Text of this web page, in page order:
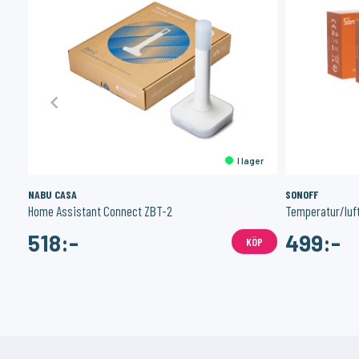
I lager
NABU CASA
Home Assistant Connect ZBT-2
518:- KÖP
SONOFF
499:-